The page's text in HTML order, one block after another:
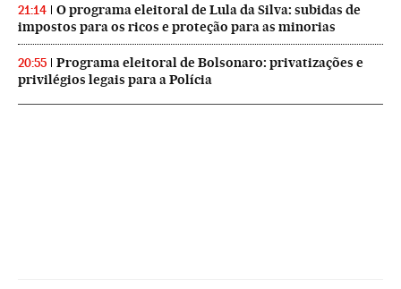
21:14
O programa eleitoral de Lula da Silva: subidas de
impostos para os ricos e proteção para as minorias
20:55
Programa eleitoral de Bolsonaro: privatizações e
privilégios legais para a Polícia